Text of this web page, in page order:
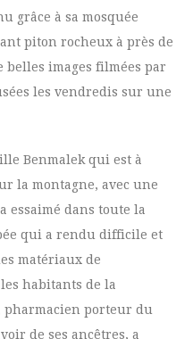
grâce à sa mosquée
piton rocheux à près de
belles images filmées par
les vendredis sur une
Benmalek qui est à
la montagne, avec une
essaimé dans toute la
qui a rendu difficile et
matériaux de
habitants de la
pharmacien porteur du
de ses ancêtres, a